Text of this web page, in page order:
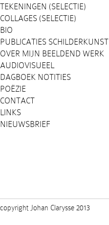
TEKENINGEN (SELECTIE)
COLLAGES (SELECTIE)
BIO
PUBLICATIES SCHILDERKUNST
OVER MIJN BEELDEND WERK
AUDIOVISUEEL
DAGBOEK NOTITIES
POËZIE
CONTACT
LINKS
NIEUWSBRIEF
copyright Johan Clarysse 2013